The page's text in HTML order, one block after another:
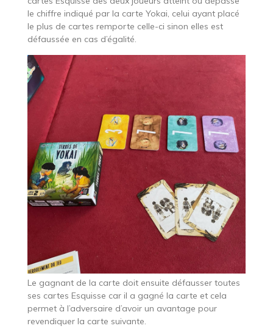
le chiffre indiqué par la carte Yokai, celui ayant placé
le plus de cartes remporte celle-ci sinon elles est
défaussée en cas d’égalité.
Le gagnant de la carte doit ensuite défausser toutes
ses cartes Esquisse car il a gagné la carte et cela
permet à l’adversaire d’avoir un avantage pour
revendiquer la carte suivante.